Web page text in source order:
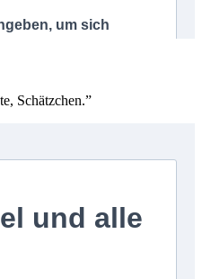
Schätzchen.”